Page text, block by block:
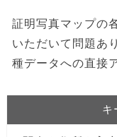
証明写真マップの
いただいて問題あ
種データへの直接
キ